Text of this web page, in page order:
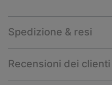
Spedizione & resi
Recensioni dei clienti